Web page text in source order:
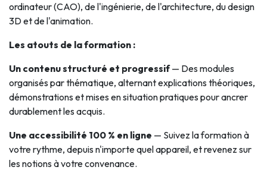
ordinateur (CAO), de l'ingénierie, de l'architecture, du design
3D et de l'animation.
Les atouts de la formation :
Un contenu structuré et progressif— Des modules
organisés par thématique, alternant explications théoriques,
démonstrations et mises en situation pratiques pour ancrer
durablement les acquis.
Une accessibilité 100 % en ligne — Suivez la formation à
votre rythme, depuis n'importe quel appareil, et revenez sur
les notions à votre convenance.